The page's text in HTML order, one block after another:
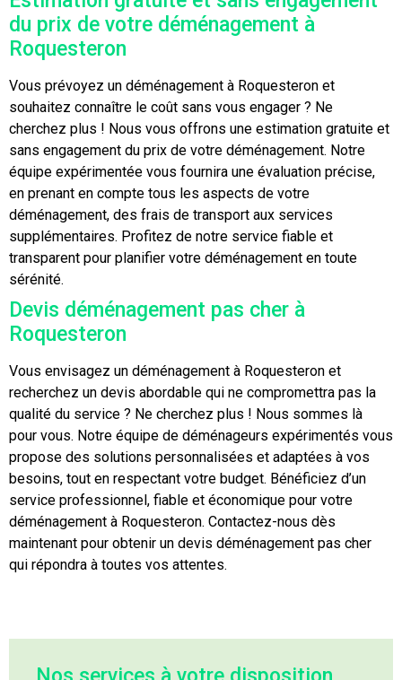
du prix de votre déménagement à
Roquesteron
Vous prévoyez un déménagement à Roquesteron et
souhaitez connaître le coût sans vous engager ? Ne
cherchez plus ! Nous vous offrons une estimation gratuite et
sans engagement du prix de votre déménagement. Notre
équipe expérimentée vous fournira une évaluation précise,
en prenant en compte tous les aspects de votre
déménagement, des frais de transport aux services
supplémentaires. Profitez de notre service fiable et
transparent pour planifier votre déménagement en toute
sérénité.
Devis déménagement pas cher à
Roquesteron
Vous envisagez un déménagement à Roquesteron et
recherchez un devis abordable qui ne compromettra pas la
qualité du service ? Ne cherchez plus ! Nous sommes là
pour vous. Notre équipe de déménageurs expérimentés vous
propose des solutions personnalisées et adaptées à vos
besoins, tout en respectant votre budget. Bénéficiez d’un
service professionnel, fiable et économique pour votre
déménagement à Roquesteron. Contactez-nous dès
maintenant pour obtenir un devis déménagement pas cher
qui répondra à toutes vos attentes.